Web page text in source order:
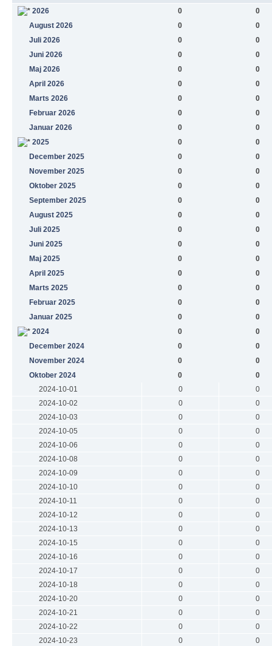
2026 0
0
August 2026
0
0
Juli 2026
0
0
Juni 2026
0
0
Maj 2026
0
0
April 2026
0
0
Marts 2026
0
0
Februar 2026
0
0
Januar 2026
0
0
2025
0
0
December 2025
0
0
November 2025
0
0
Oktober 2025
0
0
September 2025
0
0
August 2025
0
0
Juli 2025
0
0
Juni 2025
0
0
Maj 2025
0
0
April 2025
0
0
Marts 2025
0
0
Februar 2025
0
0
Januar 2025
0
0
2024
0
0
December 2024
0
0
November 2024
0
0
Oktober 2024
0
0
2024-10-01
0
0
2024-10-02
0
0
2024-10-03
0
0
2024-10-05
0
0
2024-10-06
0
0
2024-10-08
0
0
2024-10-09
0
0
2024-10-10
0
0
2024-10-11
0
0
2024-10-12
0
0
2024-10-13
0
0
2024-10-15
0
0
2024-10-16
0
0
2024-10-17
0
0
2024-10-18
0
0
2024-10-20
0
0
2024-10-21
0
0
2024-10-22
0
0
2024-10-23
0
0